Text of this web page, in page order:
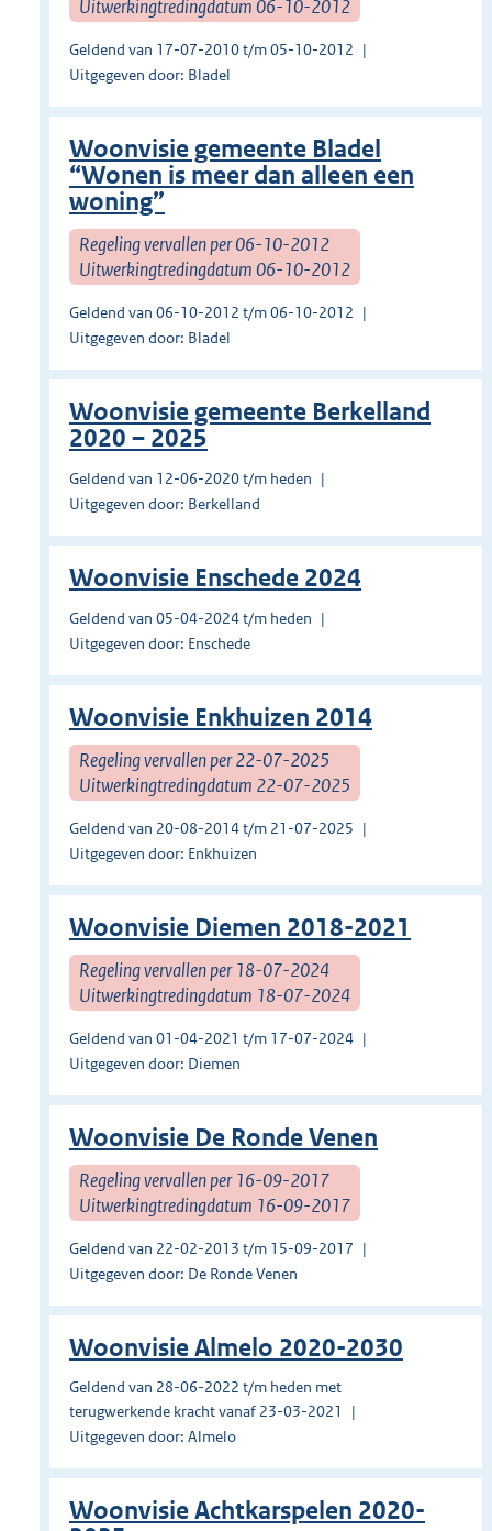
Uitwerkingtredingdatum 06-10-2012
Geldend van 17-07-2010 t/m 05-10-2012
Uitgegeven door: Bladel
Woonvisie gemeente Bladel
“Wonen is meer dan alleen een
woning”
Regeling vervallen per 06-10-2012
Uitwerkingtredingdatum 06-10-2012
Geldend van 06-10-2012 t/m 06-10-2012
Uitgegeven door: Bladel
Woonvisie gemeente Berkelland
2020 – 2025
Geldend van 12-06-2020 t/m heden
Uitgegeven door: Berkelland
Woonvisie Enschede 2024
Geldend van 05-04-2024 t/m heden
Uitgegeven door: Enschede
Woonvisie Enkhuizen 2014
Regeling vervallen per 22-07-2025
Uitwerkingtredingdatum 22-07-2025
Geldend van 20-08-2014 t/m 21-07-2025
Uitgegeven door: Enkhuizen
Woonvisie Diemen 2018-2021
Regeling vervallen per 18-07-2024
Uitwerkingtredingdatum 18-07-2024
Geldend van 01-04-2021 t/m 17-07-2024
Uitgegeven door: Diemen
Woonvisie De Ronde Venen
Regeling vervallen per 16-09-2017
Uitwerkingtredingdatum 16-09-2017
Geldend van 22-02-2013 t/m 15-09-2017
Uitgegeven door: De Ronde Venen
Woonvisie Almelo 2020-2030
Geldend van 28-06-2022 t/m heden met
terugwerkende kracht vanaf 23-03-2021
Uitgegeven door: Almelo
Woonvisie Achtkarspelen 2020-